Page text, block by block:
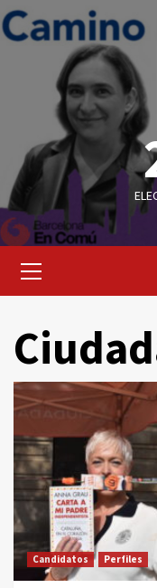
Saltar
al
primario
Candidatos Perfiles